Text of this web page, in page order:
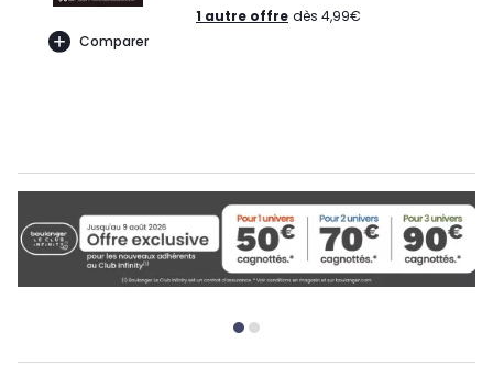
Comparer
1 autre offre dès 4,99€